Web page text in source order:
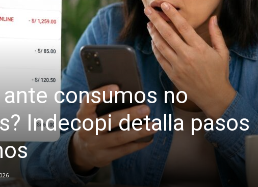
ante consumos no
Indecopi detalla pasos